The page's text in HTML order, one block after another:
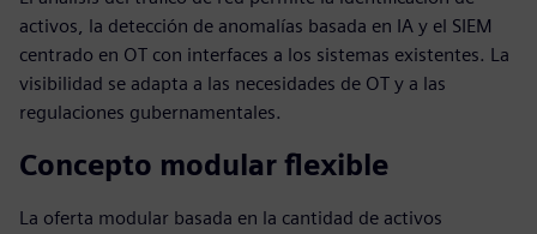
activos, la detección de anomalías basada en IA y el SIEM
centrado en OT con interfaces a los sistemas existentes. La
visibilidad se adapta a las necesidades de OT y a las
regulaciones gubernamentales.
Concepto modular flexible
La oferta modular basada en la cantidad de activos